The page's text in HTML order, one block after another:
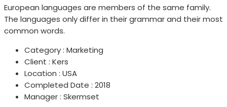
European languages are members of the same family.
The languages only differ in their grammar and their most
common words.
Category : Marketing
Client : Kers
Location : USA
Completed Date : 2018
Manager : Skermset